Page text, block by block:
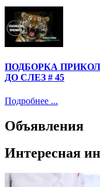
ПОДБОРКА
ДО СЛЕЗ # 45
Подробнее ...
Объявления
Интересная